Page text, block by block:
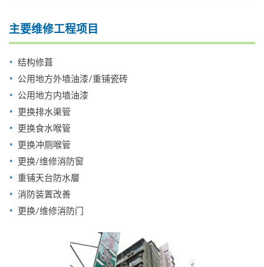
主要维修工程项目
结构修葺
公用地方外墙油漆/重铺瓷砖
公用地方内墙油漆
更换排水渠管
更换食水喉管
更换冲厕喉管
更换/维修消防窗
重铺天台防水層
消防装置改善
更换/维修消防门